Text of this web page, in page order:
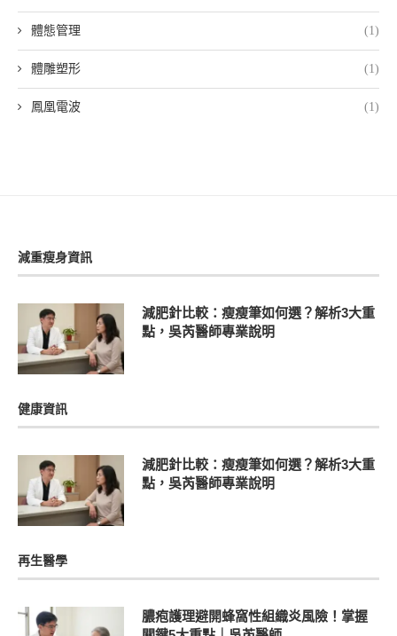
體態管理 (1)
體雕塑形 (1)
鳳凰電波 (1)
減重瘦身資訊
減肥針比較：瘦瘦筆如何選？解析3大重
點，吳芮醫師專業說明
健康資訊
減肥針比較：瘦瘦筆如何選？解析3大重
點，吳芮醫師專業說明
再生醫學
膿疱護理避開蜂窩性組織炎風險！掌握